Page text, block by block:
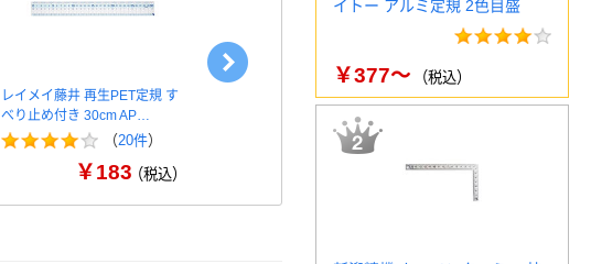
レイメイ藤井 再生PET定規 す
べり止め付き 30cm AP…
（20件）
￥183（税込）
新潟精機 折りたたみ定規 快段
目盛 30cm OTJ-30K…
￥596
グランデ方
イトー アルミ定規 2色目盛
￥377～ （税込）